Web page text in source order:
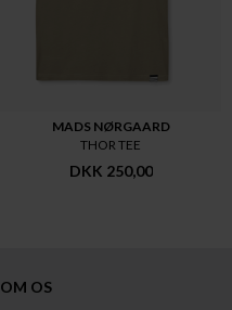
MADS NØRGAARD
THOR TEE
DKK 250,00
OM OS